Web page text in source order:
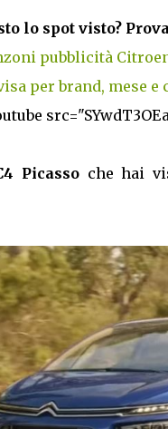
lo spot visto?
pubblicità
per brand, mese e
Picasso che hai